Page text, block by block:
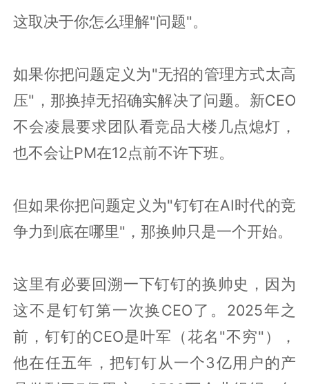
这取决于你怎么理解"问题"。
如果你把问题定义为"无招的管理方式太高
压"，那换掉无招确实解决了问题。新CEO
不会凌晨要求团队看竞品大楼几点熄灯，
也不会让PM在12点前不许下班。
但如果你把问题定义为"钉钉在AI时代的竞
争力到底在哪里"，那换帅只是一个开始。
这里有必要回溯一下钉钉的换帅史，因为
这不是钉钉第一次换CEO了。2025年之
前，钉钉的CEO是叶军（花名"不穷"），
他在任五年，把钉钉从一个3亿用户的产